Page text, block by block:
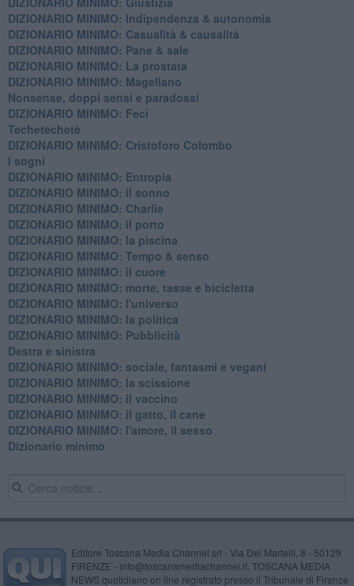
DIZIONARIO MINIMO: ​Indipendenza & autonomia
DIZIONARIO MINIMO: ​Casualità & causalità
​DIZIONARIO MINIMO: Pane & sale
DIZIONARIO MINIMO: La prostata
​DIZIONARIO MINIMO: Magellano
Nonsense, doppi sensi e paradossi
DIZIONARIO MINIMO: Feci
Techetechetè
DIZIONARIO MINIMO: Cristoforo Colombo
I sogni
DIZIONARIO MINIMO: Entropia
DIZIONARIO MINIMO: il sonno
DIZIONARIO MINIMO: Charlie
DIZIONARIO MINIMO: il porto
DIZIONARIO MINIMO: la piscina
DIZIONARIO MINIMO: Tempo & senso
DIZIONARIO MINIMO: il cuore
DIZIONARIO MINIMO: morte, tasse e bicicletta
DIZIONARIO MINIMO: l'universo
DIZIONARIO MINIMO: la politica
DIZIONARIO MINIMO: Pubblicità
Destra e sinistra
DIZIONARIO MINIMO: sociale, fantasmi e vegani
DIZIONARIO MINIMO: la scissione
DIZIONARIO MINIMO: il vaccino
DIZIONARIO MINIMO: il gatto, il cane
DIZIONARIO MINIMO: l'amore, il sesso
Dizionario minimo
Editore Toscana Media Channel srl - Via Dei Martelli, 8 - 50129
FIRENZE - info@toscanamediachannel.it. TOSCANA MEDIA
NEWS quotidiano on line registrato presso il Tribunale di Firenze